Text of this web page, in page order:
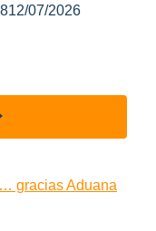
12/07/2026